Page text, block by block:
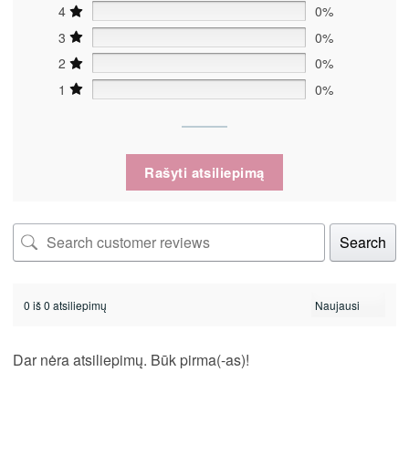
4
0%
3
0%
2
0%
1
0%
Rašyti atsiliepimą
Search
0 iš 0 atsiliepimų
Dar nėra atsiliepimų. Būk pirma(-as)!